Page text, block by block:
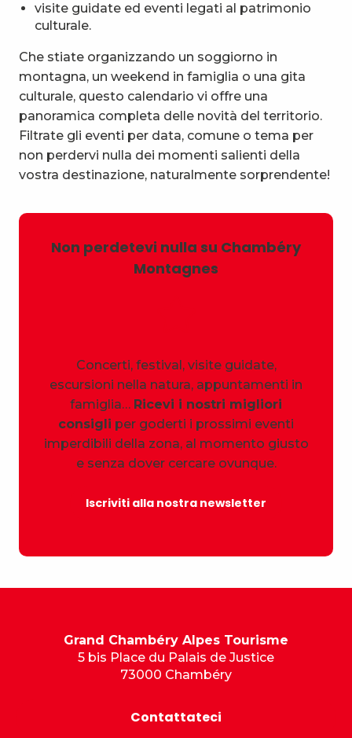
visite guidate ed eventi legati al patrimonio
culturale.
Che stiate organizzando un soggiorno in
montagna, un weekend in famiglia o una gita
culturale, questo calendario vi offre una
panoramica completa delle novità del territorio.
Filtrate gli eventi per data, comune o tema per
non perdervi nulla dei momenti salienti della
vostra destinazione, naturalmente sorprendente!
Non perdetevi nulla su Chambéry
Montagnes
Concerti, festival, visite guidate,
escursioni nella natura, appuntamenti in
famiglia… Ricevi i nostri migliori
consigli per goderti i prossimi eventi
imperdibili della zona, al momento giusto
e senza dover cercare ovunque.
Iscriviti alla nostra newsletter
Grand Chambéry Alpes Tourisme
5 bis Place du Palais de Justice
73000 Chambéry
Contattateci